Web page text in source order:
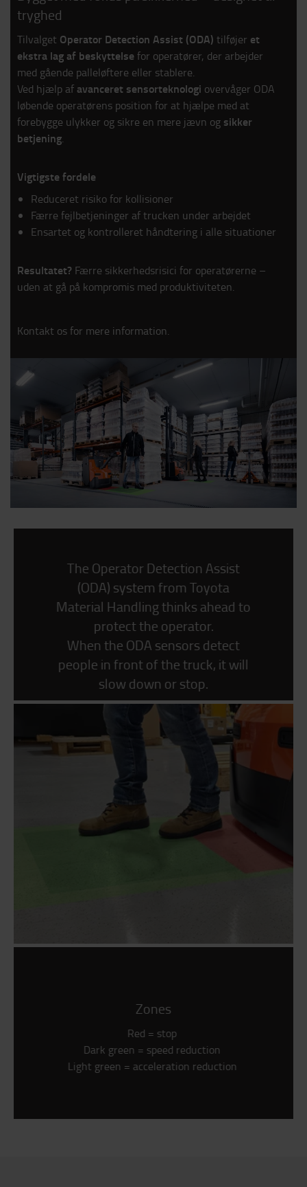
tryghed
Tilvalget Operator Detection Assist (ODA) tilføjer et
ekstra lag af beskyttelsefor operatører, der arbejder
med gående palleløftere eller stablere.
Ved hjælp af avanceret sensorteknologi overvåger ODA
løbende operatørens position for at hjælpe med at
forebygge ulykker og sikre en mere jævn og sikker
betjening.
Vigtigste fordele
Reduceret risiko for kollisioner
Færre fejlbetjeninger af trucken under arbejdet
Ensartet og kontrolleret håndtering i alle situationer
Resultatet? Færre sikkerhedsrisici for operatørerne –
uden at gå på kompromis med produktiviteten.
Kontakt os for mere information.
The Operator Detection Assist
(ODA) system from Toyota
Material Handling thinks ahead to
protect the operator.
When the ODA sensors detect
people in front of the truck, it will
slow down or stop.
Zones
Red = stop
Dark green = speed reduction
Light green = acceleration reduction